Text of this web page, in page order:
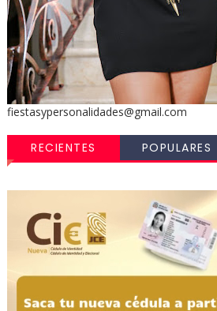
fiestasypersonalidades@gmail.com
RECIENTES POPULARES